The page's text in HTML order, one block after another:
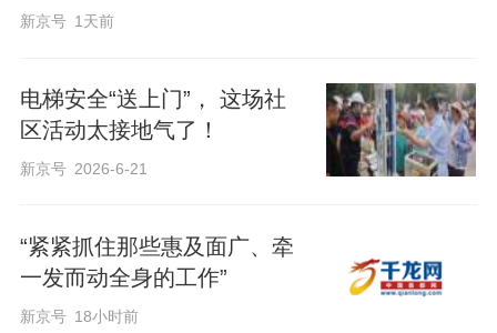
新京号 1天前
电梯安全“送上门”， 这场社
区活动太接地气了！
新京号 2026-6-21
“紧紧抓住那些惠及面广、牵
一发而动全身的工作”
新京号 18小时前